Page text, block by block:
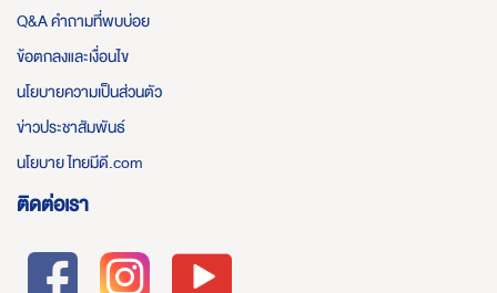
Q&A คำถามที่พบบ่อย
ข้อตกลงและเงื่อนไข
นโยบายความเป็นส่วนตัว
ข่าวประชาสัมพันธ์
นโยบาย ไทยมีดี.com
ติดต่อเรา